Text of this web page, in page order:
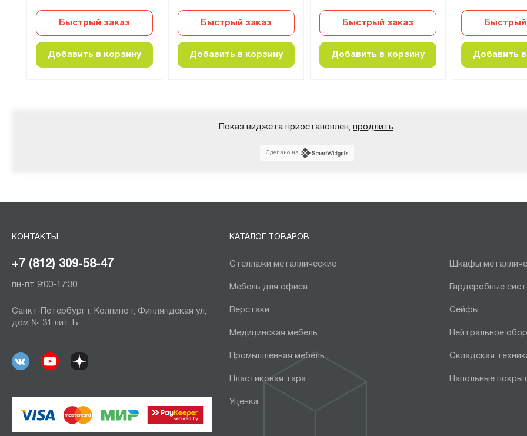
Быстрый заказ
Добавить в корзину
Быстрый заказ
Добавить в корзину
Быстрый заказ
Добавить в корзину
Быстрый
Добавить
Показ виджета приостановлен, продлить.
Сделано на
КОНТАКТЫ
+7 (812) 309-58-47
пн-пт 9:00-17:30
Санкт-Петербург г, Колпино г, Финляндская ул,
дом № 31 лит. Б
КАТАЛОГ ТОВАРОВ
Стеллажи металлические Шкафы
Мебель для офиса Гардеробные
Верстаки Сейфы
Медицинская мебель Нейтральное
Промышленная мебель Складская
Пластиковая тара Напольные
Уценка